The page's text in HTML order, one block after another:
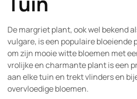
De margriet plant, ook wel bekend
vulgare, is een populaire bloeiende
om zijn mooie witte bloemen met
vrolijke en charmante plant is een
aan elke tuin en trekt vlinders en
overvloedige bloemen.